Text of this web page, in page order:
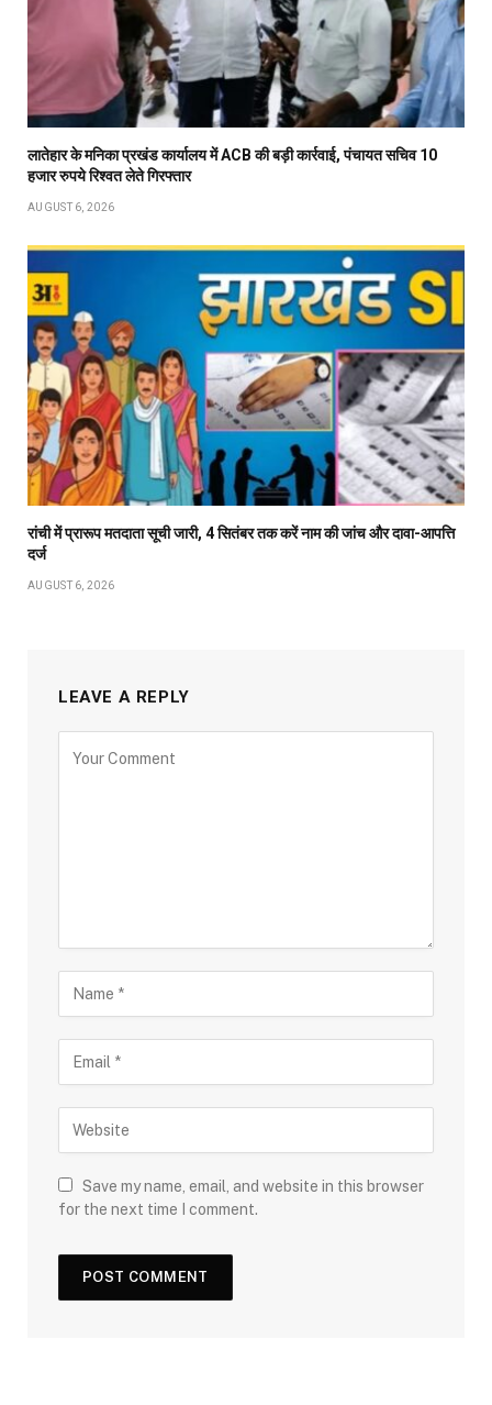
लातेहार के मनिका प्रखंड कार्यालय में ACB की बड़ी कार्रवाई, पंचायत सचिव 10
हजार रुपये रिश्वत लेते गिरफ्तार
AUGUST 6, 2026
रांची में प्रारूप मतदाता सूची जारी, 4 सितंबर तक करें नाम की जांच और दावा-आपत्ति
दर्ज
AUGUST 6, 2026
LEAVE A REPLY
Save my name, email, and website in this browser
for the next time I comment.